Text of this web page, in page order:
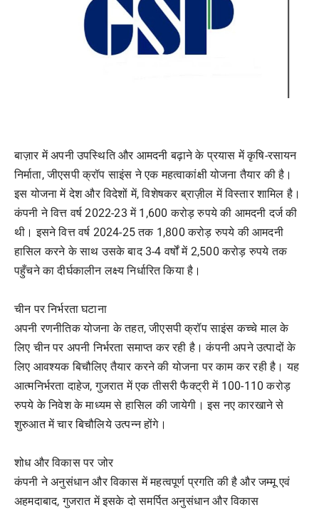
बाज़ार में अपनी उपस्थिति और आमदनी बढ़ाने के प्रयास में कृषि-रसायन
निर्माता, जीएसपी क्रॉप साइंस ने एक महत्वाकांक्षी योजना तैयार की है।
इस योजना में देश और विदेशों में, विशेषकर ब्राज़ील में विस्तार शामिल है।
कंपनी ने वित्त वर्ष 2022-23 में 1,600 करोड़ रुपये की आमदनी दर्ज की
थी। इसने वित्त वर्ष 2024-25 तक 1,800 करोड़ रुपये की आमदनी
हासिल करने के साथ उसके बाद 3-4 वर्षों में 2,500 करोड़ रुपये तक
पहुँचने का दीर्घकालीन लक्ष्य निर्धारित किया है।
चीन पर निर्भरता घटाना
अपनी रणनीतिक योजना के तहत, जीएसपी क्रॉप साइंस कच्चे माल के
लिए चीन पर अपनी निर्भरता समाप्त कर रही है। कंपनी अपने उत्पादों के
लिए आवश्यक बिचौलिए तैयार करने की योजना पर काम कर रही है। यह
आत्मनिर्भरता दाहेज, गुजरात में एक तीसरी फैक्ट्री में 100-110 करोड़
रुपये के निवेश के माध्यम से हासिल की जायेगी। इस नए कारखाने से
शुरुआत में चार बिचौलिये उत्पन्न होंगे।
शोध और विकास पर जोर
कंपनी ने अनुसंधान और विकास में महत्वपूर्ण प्रगति की है और जम्मू एवं
अहमदाबाद, गुजरात में इसके दो समर्पित अनुसंधान और विकास